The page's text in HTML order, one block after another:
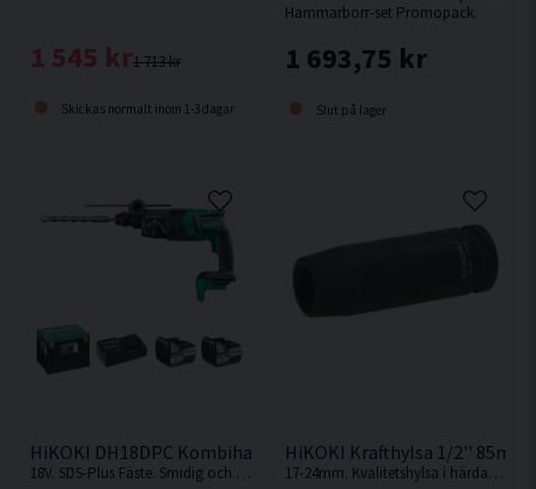
1 713 kr
1 545 kr
Skickas normalt inom 1-3 dagar
Hammarborr-set Promopack.
1 693,75 kr
Slut på lager
HiKOKI DH18DPC Kombihammare 18V (2x5,0Ah)
18V. SDS-Plus Fäste. Smidig och kompakt kombihammare som är enkel att hantera med pistolgrepp.
HiKOKI Krafthylsa 1/2'' 85mm
17-24mm. Kvalitetshylsa i härdat krom molybdenstål.